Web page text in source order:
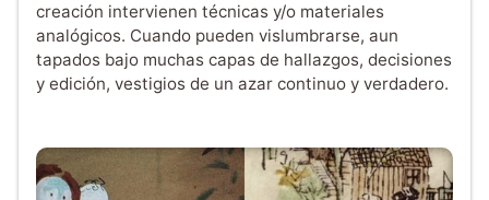
creación intervienen técnicas y/o materiales
analógicos. Cuando pueden vislumbrarse, aun
tapados bajo muchas capas de hallazgos, decisiones
y edición, vestigios de un azar continuo y verdadero.